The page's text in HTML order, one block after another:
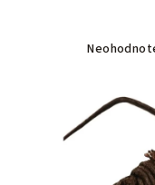
Priemerné
0,0
hviezdičiek.